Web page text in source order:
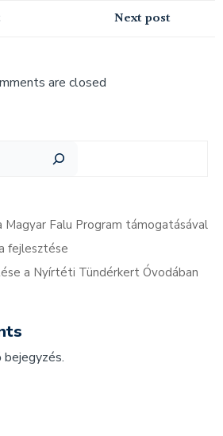
Post
navigation
Next post
are closed
Magyar Falu Program támogatásával
fejlesztése
a Nyírtéti Tündérkert Óvodában